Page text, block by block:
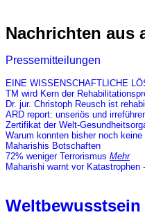
Nachrichten aus
Pressemitteilungen
EINE WISSENSCHAFTLICHE
TM wird Kern der
Dr. jur. Christoph Reusch ist
ARD report: unseriös und
Zertifikat der Welt-
Warum konnten bisher noch
Maharishis Botschaften
72% weniger Terrorismus Mehr
Maharishi warnt vor